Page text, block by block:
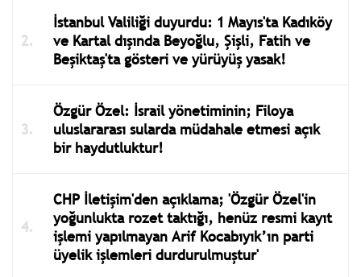
İstanbul Valiliği duyurdu: 1 Mayıs'ta Kadıköy
ve Kartal dışında Beyoğlu, Şişli, Fatih ve
Beşiktaş'ta gösteri ve yürüyüş yasak!
Özgür Özel: İsrail yönetiminin; Filoya
uluslararası sularda müdahale etmesi açık
bir haydutluktur!
CHP İletişim'den açıklama; 'Özgür Özel'in
yoğunlukta rozet taktığı, henüz resmi kayıt
işlemi yapılmayan Arif Kocabıyık’ın parti
üyelik işlemleri durdurulmuştur'